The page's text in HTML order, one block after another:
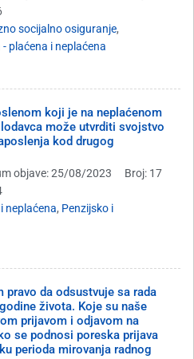
socijalno osiguranje,
plaćena i neplaćena
koji je na neplaćenom
može utvrditi svojstvo
kod drugog
objave: 25/08/2023
Broj: 17
neplaćena, Penzijsko i
da odsustvuje sa rada
života. Koje su naše
prijavom i odjavom na
se podnosi poreska prijava
perioda mirovanja radnog